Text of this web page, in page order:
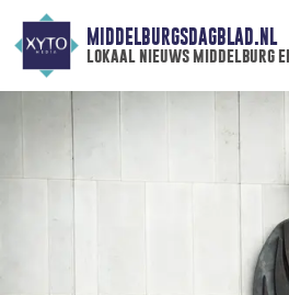
MIDDELBURGSDAGBLAD.NL
lokaal nieuws middelburg